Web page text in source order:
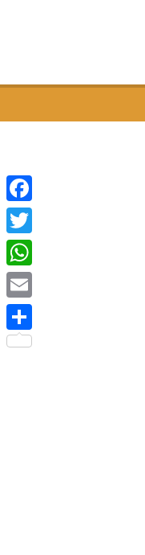
Facebook
Twitter
WhatsApp
Email
Compartir